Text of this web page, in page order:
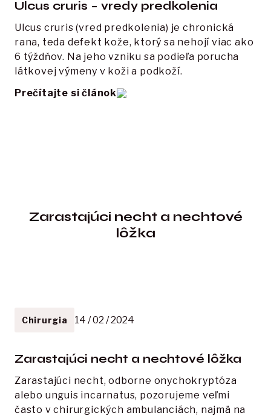
Ulcus cruris – vredy predkolenia
Ulcus cruris (vred predkolenia) je chronická
rana, teda defekt kože, ktorý sa nehojí viac ako
6 týždňov. Na jeho vzniku sa podieľa porucha
látkovej výmeny v koži a podkoží.
Prečítajte si článok
Zarastajúci necht a nechtové
lôžka
Chirurgia 14 / 02 / 2024
Zarastajúci necht a nechtové lôžka
Zarastajúci necht, odborne onychokryptóza
alebo unguis incarnatus, pozorujeme veľmi
často v chirurgických ambulanciách, najmä na